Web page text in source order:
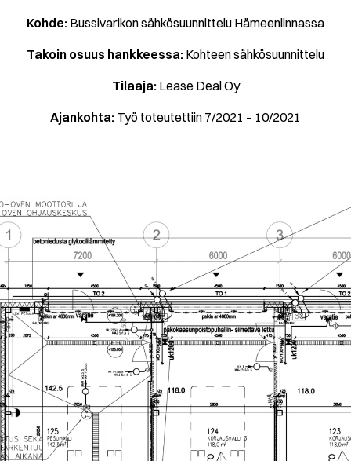
Kohde: Bussivarikon sähkösuunnittelu Hämeenlinnassa
Takoin osuus hankkeessa: Kohteen sähkösuunnittelu
Tilaaja:Lease Deal Oy
Ajankohta: Työ toteutettiin 7/2021 – 10/2021